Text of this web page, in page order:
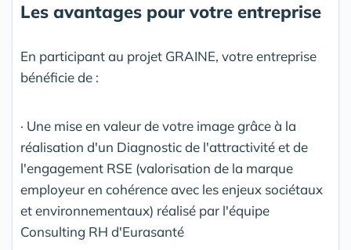
Les avantages pour votre entreprise
En participant au projet GRAINE, votre entreprise
bénéficie de :
· Une mise en valeur de votre image grâce à la
réalisation d'un Diagnostic de l'attractivité et de
l'engagement RSE (valorisation de la marque
employeur en cohérence avec les enjeux sociétaux
et environnementaux) réalisé par l'équipe
Consulting RH d'Eurasanté